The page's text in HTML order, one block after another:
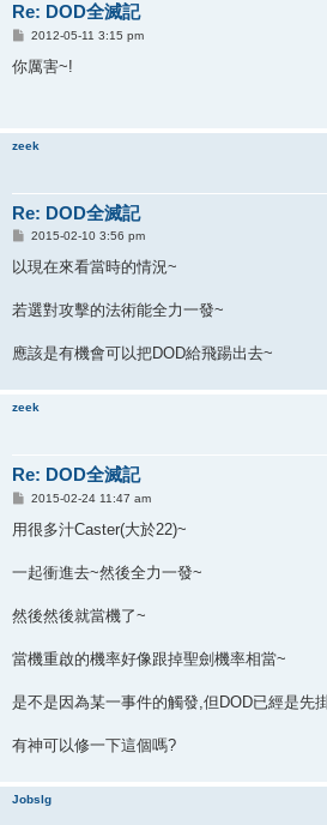
Re: DOD全滅記
P
s
t
2012-05-11 3:15 pm
你厲害~!
zeek
Re: DOD全滅記
P
s
t
2015-02-10 3:56 pm
以現在來看當時的情況~
若選對攻擊的法術能全力一發~
應該是有機會可以把DOD給飛踼出去~
zeek
Re: DOD全滅記
P
s
t
2015-02-24 11:47 am
用很多汁Caster(大於22)~
一起衝進去~然後全力一發~
然後然後就當機了~
當機重啟的機率好像跟掉聖劍機率相當~
是不是因為某一事件的觸發,但DOD已經是先
有神可以修一下這個嗎?
Jobslg